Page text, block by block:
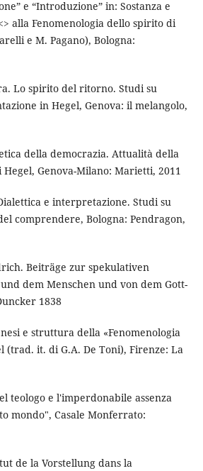
e “Introduzione” in: Sostanza e
alla Fenomenologia dello spirito di
e M. Pagano), Bologna:
Lo spirito del ritorno. Studi su
in Hegel, Genova: il melangolo,
della democrazia. Attualità della
Genova-Milano: Marietti, 2011
e interpretazione. Studi su
comprendere, Bologna: Pendragon,
Beiträge zur spekulativen
dem Menschen und von dem Gott-
1838
e struttura della «Fenomenologia
(trad. it. di G.A. De Toni), Firenze: La
teologo e l'imperdonabile assenza
mondo", Casale Monferrato:
de la Vorstellung dans la